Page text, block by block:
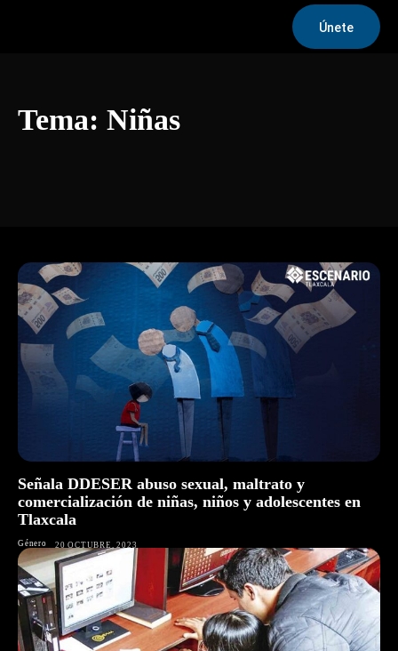
Únete
Tema: Niñas
Señala DDESER abuso sexual, maltrato y
comercialización de niñas, niños y adolescentes en
Tlaxcala
Género 20 OCTUBRE, 2023